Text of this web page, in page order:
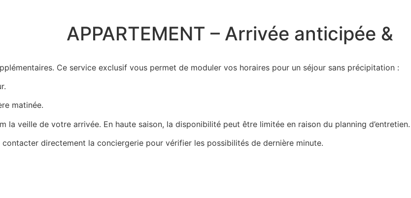
APPARTEMENT – Arrivée anticipée &
Ce service exclusif vous permet de moduler vos horaires pour un séjour sans précipitation :
matinée.
la veille de votre arrivée. En haute saison, la disponibilité peut être limitée en raison du planning d’entretien.
contacter directement la conciergerie pour vérifier les possibilités de dernière minute.